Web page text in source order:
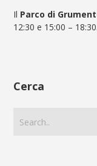
Il Parco di
12:30 e 15:00 – 18:30
Cerca